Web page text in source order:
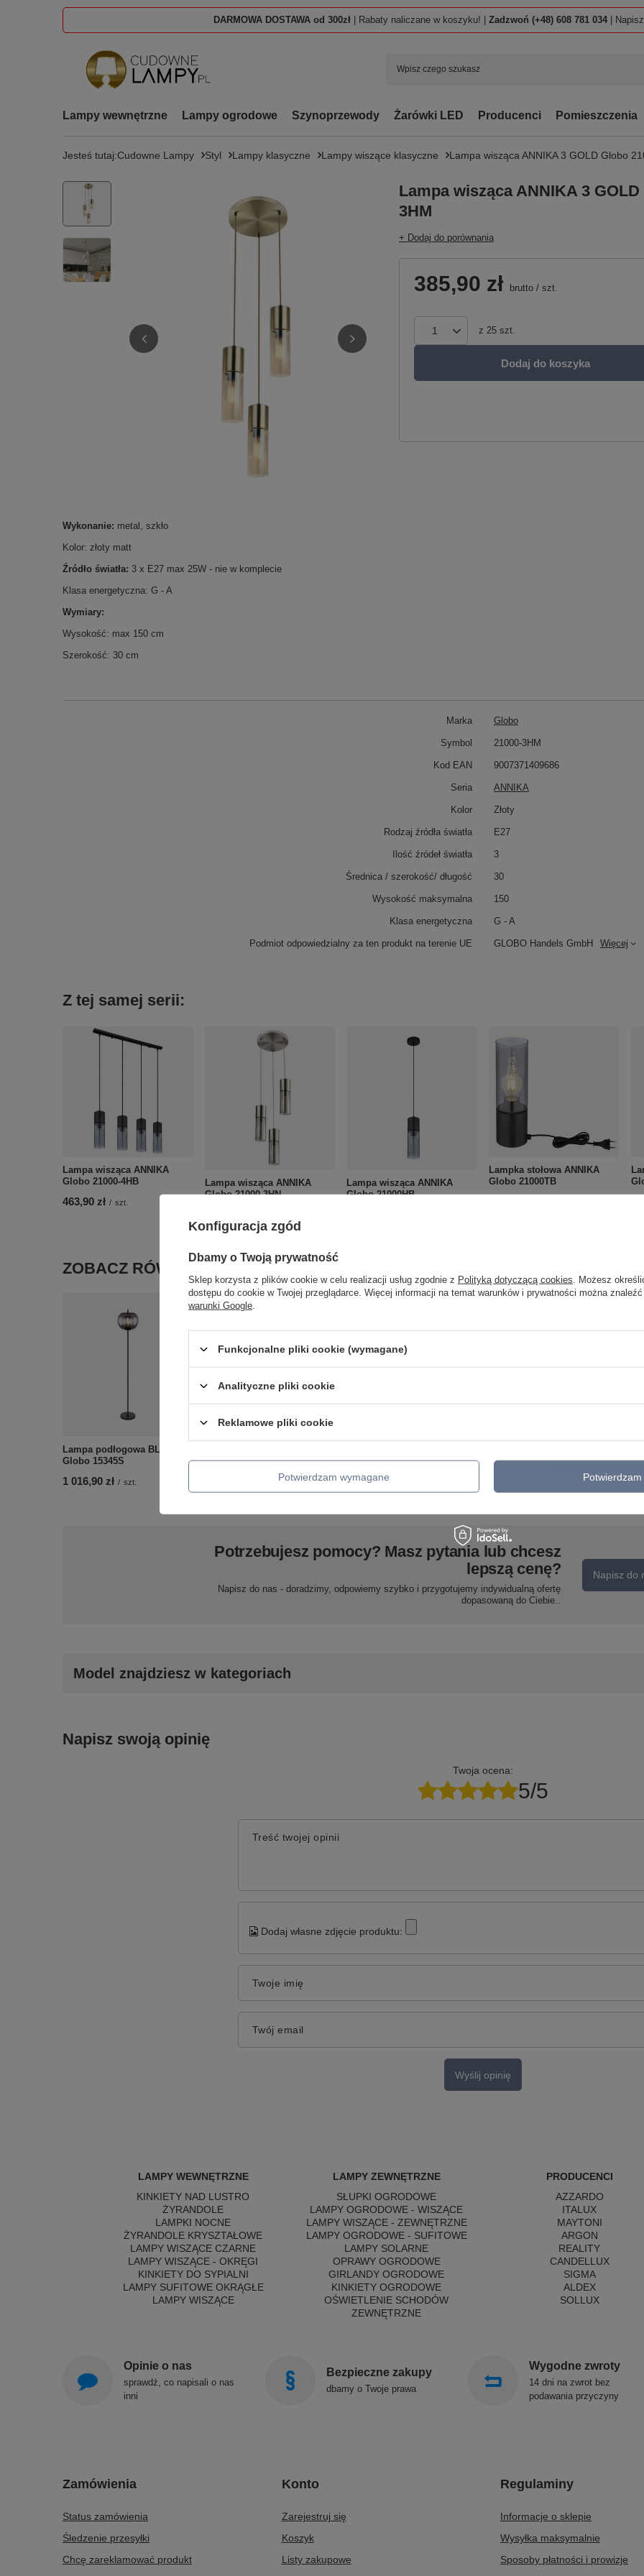
DARMOWA DOSTAWA od 300zł | Rabaty naliczane w koszyku! | Zadzwoń (+48) 608 781 034 |
Lampy wewnętrzne Lampy ogrodowe Szynoprzewody Żarówki LED Producenci Pomieszczenia
Jesteś tutaj:Cudowne Lampy Styl Lampy klasyczne Lampy wiszące klasyczne Lampa wisząca ANNIKA 3 GOLD Globo
Lampa wisząca ANNIKA 3
3HM
+ Dodaj do porównania
385,90 zł brutto / szt.
z 25 szt.
Dodaj do koszyka
Wykonanie: metal, szkło
Kolor: złoty matt
Źródło światła: 3 x E27 max 25W - nie w komplecie
Klasa energetyczna: G - A
Wymiary:
Wysokość: max 150 cm
Szerokość: 30 cm
Marka Globo
Podmiot odpowiedzialny za ten produkt na terenie UE GLOBO Handels GmbH Więcej
Symbol 21000-3HM
Kod EAN 9007371409686
Seria ANNIKA
Kolor Złoty
Rodzaj źródła światła E27
Ilość źródeł światła 3
Średnica / szerokość/ długość 30
Wysokość maksymalna 150
Klasa energetyczna G - A
Z tej samej serii:
Lampa wisząca ANNIKA
Globo 21000-4HB
463,90 zł / szt.
Lampa wisząca ANNIKA
Globo 21000-3HN
Lampa wisząca ANNIKA
Globo 21000HB
Lampka stołowa ANNIKA
Globo 21000TB
ZOBACZ RÓWNIEŻ
Lampa podłogowa BLACKY
Globo 15345S
1 016,90 zł / szt.
Kinkiet ogrodowy ALCALA
190,90 zł / szt.
15548-6HC
1 750,90 zł
Potrzebujesz pomocy? Masz pytania lub chcesz
lepszą cenę?
Napisz do nas - doradzimy, odpowiemy szybko i przygotujemy indywidualną ofertę
dopasowaną do Ciebie..
Napisz do
Model znajdziesz w kategoriach
Napisz swoją opinię
Twoja ocena:
5/5
Treść twojej opinii
Dodaj własne zdjęcie produktu:
Twoje imię
Twój email
Wyślij opinię
LAMPY WEWNĘTRZNE
KINKIETY NAD LUSTRO
ŻYRANDOLE
LAMPKI NOCNE
ŻYRANDOLE KRYSZTAŁOWE
LAMPY WISZĄCE CZARNE
LAMPY WISZĄCE - OKRĘGI
KINKIETY DO SYPIALNI
LAMPY SUFITOWE OKRĄGŁE
LAMPY WISZĄCE
LAMPY ZEWNĘTRZNE
SŁUPKI OGRODOWE
LAMPY OGRODOWE - WISZĄCE
LAMPY WISZĄCE - ZEWNĘTRZNE
LAMPY OGRODOWE - SUFITOWE
LAMPY SOLARNE
OPRAWY OGRODOWE
GIRLANDY OGRODOWE
KINKIETY OGRODOWE
OŚWIETLENIE SCHODÓW
ZEWNĘTRZNE
PRODUCENCI
AZZARDO
ITALUX
MAYTONI
ARGON
REALITY
CANDELLUX
SIGMA
ALDEX
SOLLUX
Opinie o nas
sprawdź, co napisali o nas
inni
Bezpieczne zakupy
dbamy o Twoje prawa
Wygodne zwroty
14 dni na zwrot bez
podawania przyczyny
Zamówienia
Status zamówienia
Śledzenie przesyłki
Chcę zareklamować produkt
Konto
Zarejestruj się
Koszyk
Listy zakupowe
Regulaminy
Informacje o sklepie
Wysyłka maksymalnie
Sposoby płatności i prowizje
Konfiguracja zgód
Dbamy o Twoją prywatność
Sklep korzysta z plików cookie w celu realizacji usług zgodnie z Polityką dotyczącą cookies . Możesz
dostępu do cookie w Twojej przeglądarce. Więcej informacji na temat warunków i prywatności można
warunki Google
Funkcjonalne pliki cookie (wymagane)
Analityczne pliki cookie
Reklamowe pliki cookie
Potwierdzam wymagane